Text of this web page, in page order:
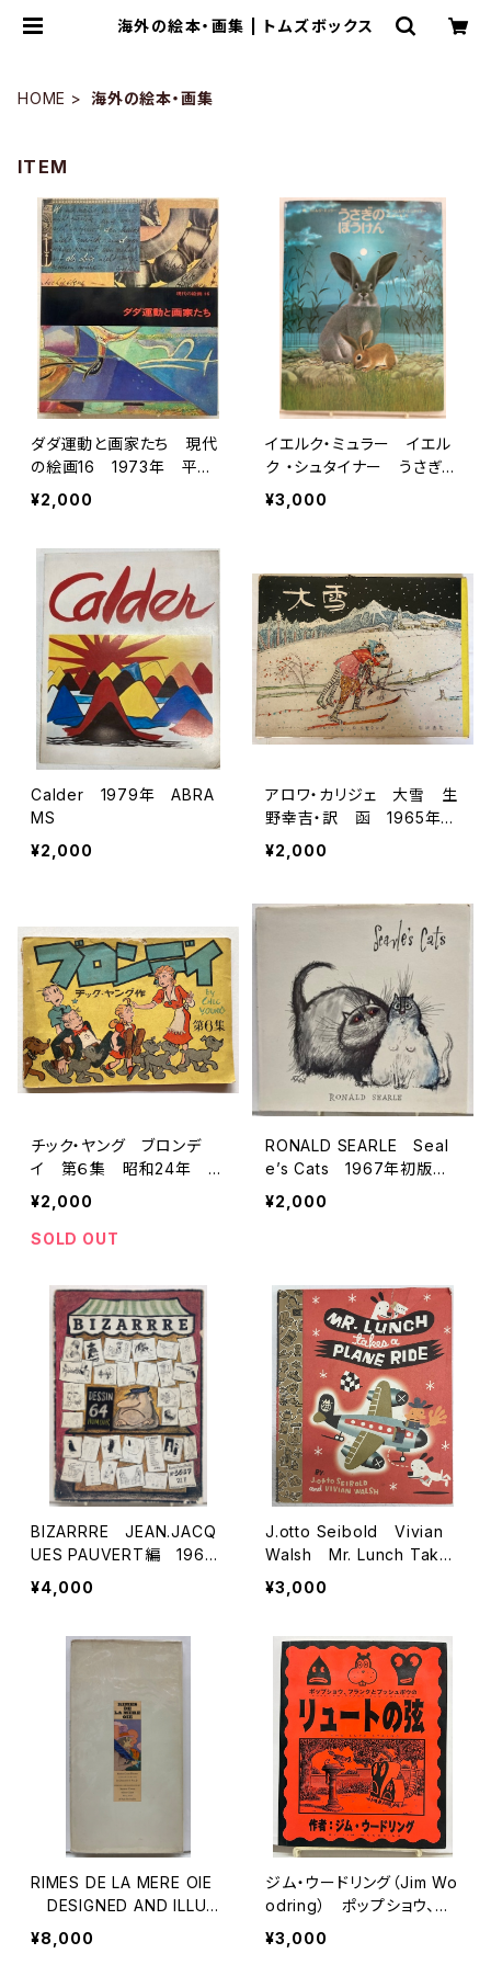
海外の絵本・画集 | トムズボックス
HOME 海外の絵本・画集
ITEM
ダダ運動と画家たち 現代
の絵画16 1973年 平凡
社
¥2,000
イエルク・ミュラー イエル
ク ・シュタイナー うさぎの
ぼうけん 佐々木元 訳 1
978年 初版 すばる書房
¥3,000
Calder 1979年 ABRA
MS
¥2,000
アロワ・カリジェ 大雪 生
野幸吉・訳 函 1965年
岩波書店刊
¥2,000
チック・ヤング ブロンデ
イ 第６集 昭和24年 朝
日新聞社刊
¥2,000
SOLD OUT
RONALD SEARLE Seal
e’s Cats 1967年初版の1
973年４刷 DENNIS DOB
SON
¥2,000
BIZARRRE JEAN.JACQ
UES PAUVERT編 1964
年 BIZARRE36-37
¥4,000
J.otto Seibold Vivian
Walsh Mr. Lunch Takes
a Plane Ride 1993年
初版 VIKING
¥3,000
RIMES DE LA MERE OIE
DESIGNED AND ILLUS
TRATED BY Seymour Ch
wast,Milton Glaser, Barr
¥8,000
ジム・ウードリング（Jim Wo
odring） ポップショウ、フ
ランクとプッシュポウのリュ
ートの弦 2005年 初
¥3,000